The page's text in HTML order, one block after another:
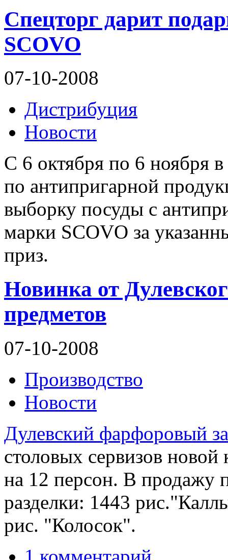
Спецторг дарит
SCOVO
07-10-2008
Дистрибуция
Новости
С 6 октября по 6 ноября в
по антипригарной
выборку посуды с
марки SCOVO за
приз.
Новинка от
предметов
07-10-2008
Производство
Новости
Дулевский фарфоровый
столовых сервизов
на 12 персон. В продажу
разделки: 1443
рис. "Колосок".